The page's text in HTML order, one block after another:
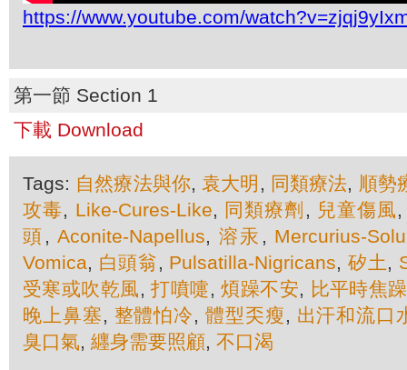
https://www.youtube.com/
第一節 Section 1
下載 Download
Tags: 自然療法與你,袁大明 , 同類療法, 順勢
攻毒, Like-Cures-Like, 同類療劑 , 兒童傷風
頭 ,Aconite-Napellus, 溶汞 , Mercurius-
Vomica, 白頭翁, Pulsatilla-Nigricans,矽土,
受寒或吹乾風,打噴嚏,煩躁不安, 比平時焦躁
晚上鼻塞, 整體怕冷, 體型奀瘦, 出汗和流口
臭口氣, 纒身需要照顧, 不口渴